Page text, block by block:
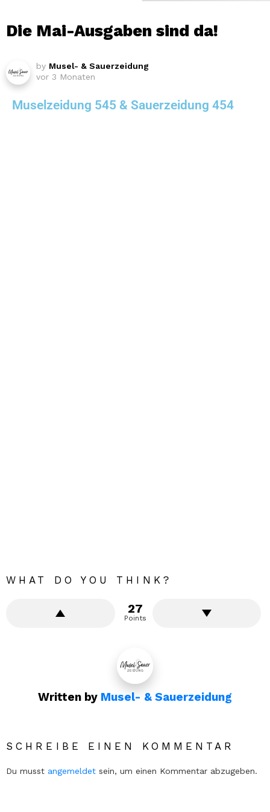
Die Mai-Ausgaben sind da!
by Musel- & Sauerzeidung
vor 3 Monaten
Muselzeidung 545 & Sauerzeidung 454
WHAT DO YOU THINK?
27
Points
Written by Musel- & Sauerzeidung
SCHREIBE EINEN KOMMENTAR
Du musst angemeldet sein, um einen Kommentar abzugeben.